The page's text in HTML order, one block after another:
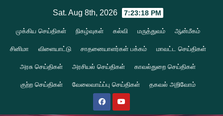
content
Sat. Aug 8th, 2026 7:23:19 PM
முக்கிய செய்திகள் நிகழ்வுகள் கல்வி மருத்துவம் ஆன்மீகம்
சினிமா விளையாட்டு சாதனையாளர்கள் பக்கம் மாவட்ட செய்திகள்
அரசு செய்திகள் அரசியல் செய்திகள் காவல்துறை செய்திகள்
குற்ற செய்திகள் வேலைவாய்ப்பு செய்திகள் தகவல் அறிவோம்